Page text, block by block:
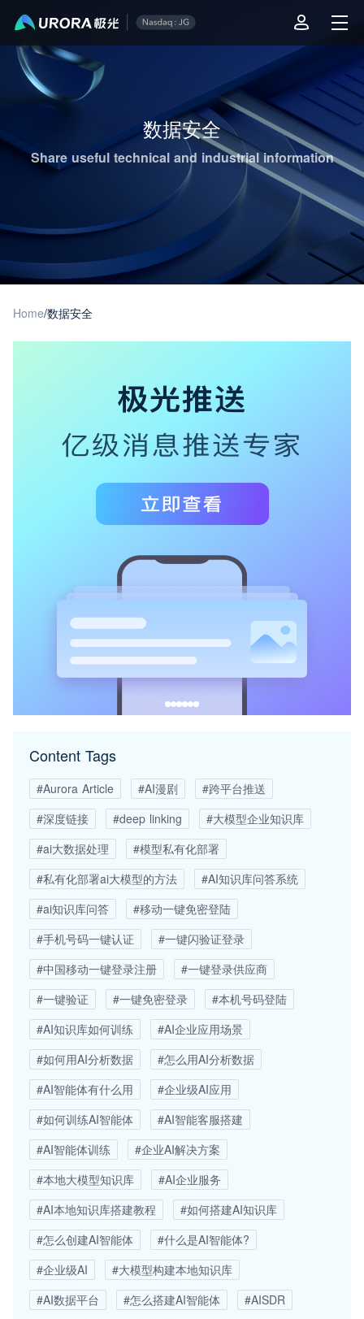
数据安全
Share useful technical and industrial information
Home/数据安全
Content Tags
#Aurora Article #AI漫剧
#跨平台推送
#深度链接
#deep linking
#大模型企业知识库
#ai大数据处理
#模型私有化部署
#私有化部署ai大模型的方法
#AI知识库问答系统
#ai知识库问答
#移动一键免密登陆
#手机号码一键认证
#一键闪验证登录
#中国移动一键登录注册
#一键登录供应商
#一键验证
#一键免密登录
#本机号码登陆
#AI知识库如何训练
#AI企业应用场景
#如何用AI分析数据
#怎么用AI分析数据
#AI智能体有什么用
#企业级AI应用
#如何训练AI智能体
#AI智能客服搭建
#AI智能体训练
#企业AI解决方案
#本地大模型知识库
#AI企业服务
#AI本地知识库搭建教程
#如何搭建AI知识库
#怎么创建AI智能体
#什么是AI智能体?
#企业级AI
#大模型构建本地知识库
#AI数据平台
#怎么搭建AI智能体
#AISDR